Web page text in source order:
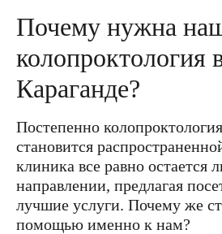
Почему нужна
колопроктология
Караганде?
Постепенно
становится
клиника все равно остается
направлении, предлагая
лучшие услуги. Почему же
помощью именно к нам?